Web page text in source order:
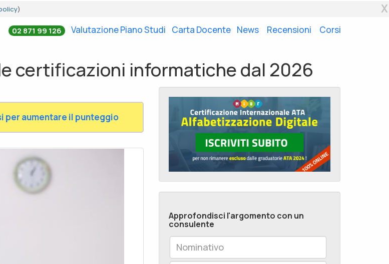
) X
02 871 99 126 Valutazione Piano Studi Carta Docente News Recensioni Corsi
certificazioni informatiche dal 2026
per aumentare il punteggio
Approfondisci l'argomento con un
consulente